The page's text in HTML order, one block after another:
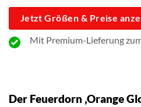
Jetzt Größen & Preise
Mit Premium-Lieferung
Der Feuerdorn ‚Orange